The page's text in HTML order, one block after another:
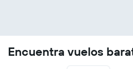
Encuentra vuelos